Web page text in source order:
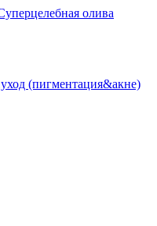
олива
(пигментация&акне)